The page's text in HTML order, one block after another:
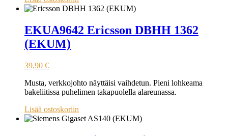
EKUA9642 Ericsson DBHH 1362
(EKUM)
39,90 €
Musta, verkkojohto näyttäisi vaihdetun. Pieni lohkeama
bakeliitissa puhelimen takapuolella alareunassa.
Lisää ostoskoriin